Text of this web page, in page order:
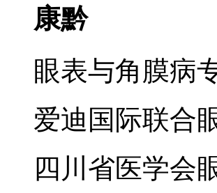
康黔
眼表与角膜病
爱迪国际联合
四川省医学会